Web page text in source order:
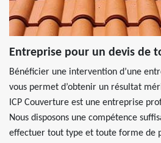
Entreprise pour un devis de
Bénéficier une intervention d’une
vous permet d’obtenir un résultat
ICP Couverture est une entreprise
Nous disposons une compétence
effectuer tout type et toute forme de